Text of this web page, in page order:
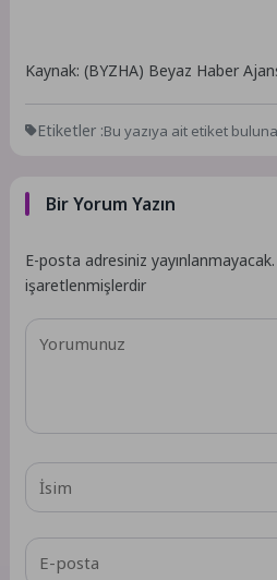
Kaynak: (BYZHA) Beyaz Haber
Etiketler :Bu yazıya ait etiket
Bir Yorum Yazın
E-posta adresiniz yayınlanmayacak.
işaretlenmişlerdir